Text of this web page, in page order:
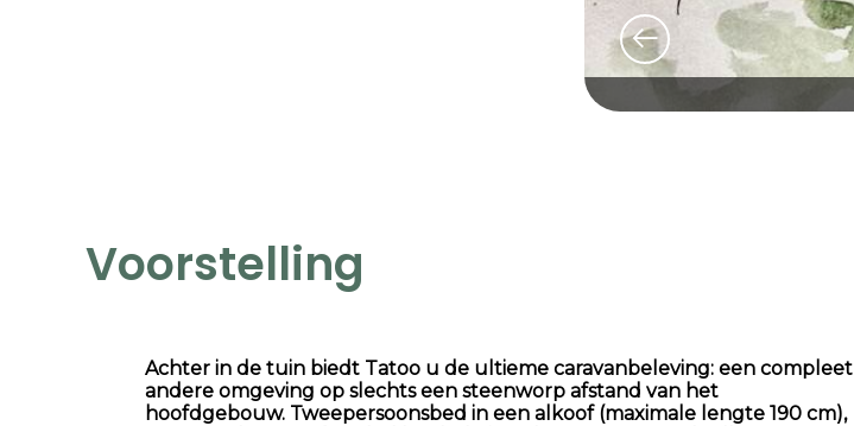
Voorstelling
Achter in de tuin biedt Tatoo u de ultieme caravanbeleving: een compleet
andere omgeving op slechts een steenworp afstand van het
hoofdgebouw. Tweepersoonsbed in een alkoof (maximale lengte 190 cm),